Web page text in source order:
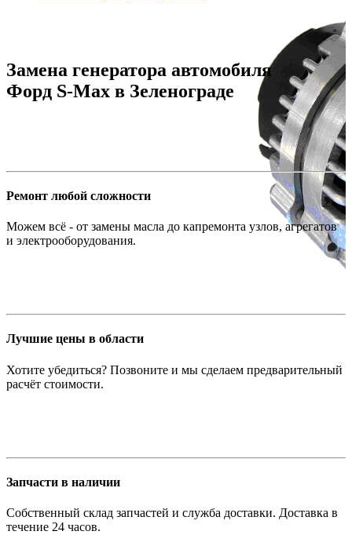
Замена генератора автомобиля
Форд S-Max в Зеленограде
Ремонт любой сложности
Можем всё - от замены масла до капремонта узлов, агрегатов
и электрооборудования.
Лучшие цены в области
Хотите убедиться? Позвоните и мы сделаем предварительный
расчёт стоимости.
Запчасти в наличии
Собственный склад запчастей и служба доставки. Доставка в
течение 24 часов.